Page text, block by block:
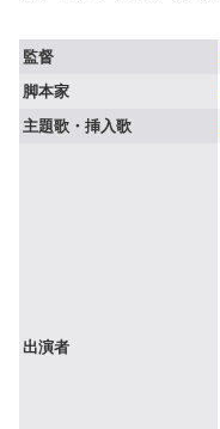
監督
脚本家
主題歌・挿入歌
出演者